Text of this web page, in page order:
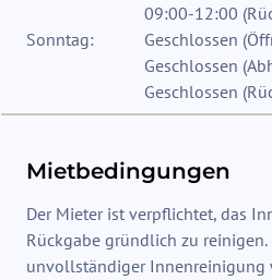
09:00-12:00 (
Sonntag:
Geschlossen (
Geschlossen (
Geschlossen (
Mietbedingungen
Der Mieter ist verpflichtet, das
Rückgabe gründlich zu
unvollständiger Innenreinigung